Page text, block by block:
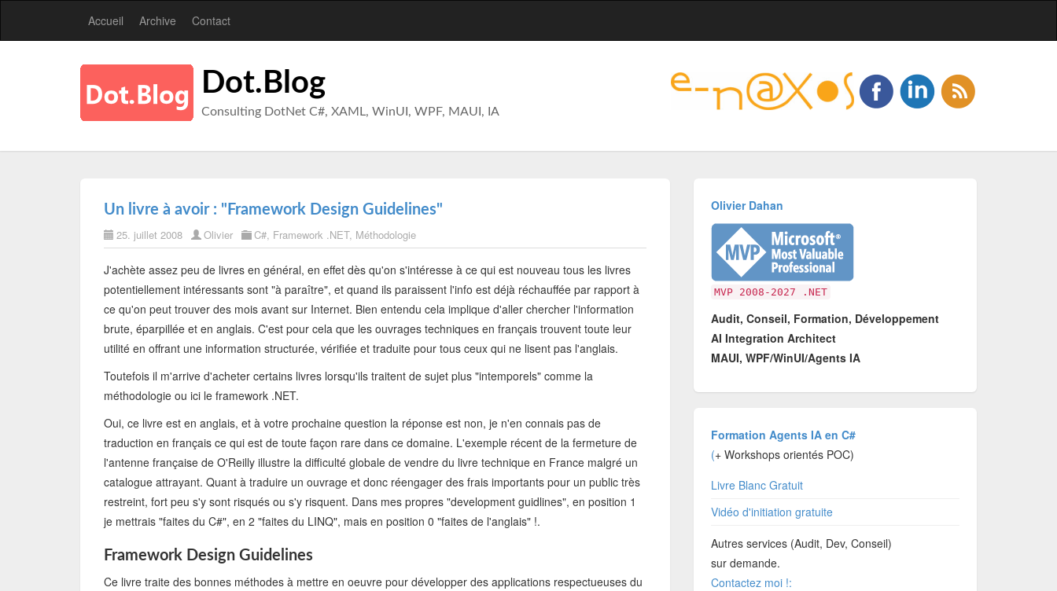
Accueil Archive Contact
Dot.Blog
Consulting DotNet C#, XAML, WinUI, WPF, MAUI, IA
Un livre à avoir : "Framework Design Guidelines"
25. juillet 2008 Olivier C#, Framework .NET, Méthodologie
J'achète assez peu de livres en général, en effet dès qu'on s'intéresse à ce qui est nouveau tous les livres
potentiellement intéressants sont "à paraître", et quand ils paraissent l'info est déjà réchauffée par rapport à
ce qu'on peut trouver des mois avant sur Internet. Bien entendu cela implique d'aller chercher l'information
brute, éparpillée et en anglais. C'est pour cela que les ouvrages techniques en français trouvent toute leur
utilité en offrant une information structurée, vérifiée et traduite pour tous ceux qui ne lisent pas l'anglais.
Toutefois il m'arrive d'acheter certains livres lorsqu'ils traitent de sujet plus "intemporels" comme la
méthodologie ou ici le framework .NET.
Oui, ce livre est en anglais, et à votre prochaine question la réponse est non, je n'en connais pas de
traduction en français ce qui est de toute façon rare dans ce domaine. L'exemple récent de la fermeture de
l'antenne française de O'Reilly illustre la difficulté globale de vendre du livre technique en France malgré un
catalogue attrayant. Quant à traduire un ouvrage et donc réengager des frais importants pour un public très
restreint, fort peu s'y sont risqués ou s'y risquent. Dans mes propres "development guidlines", en position 1
je mettrais "faites du C#", en 2 "faites du LINQ", mais en position 0 "faites de l'anglais" !.
Framework Design Guidelines
Ce livre traite des bonnes méthodes à mettre en oeuvre pour développer des applications respectueuses du
Olivier Dahan
MVP 2008-2027 .NET
Audit, Conseil, Formation, Développement
AI Integration Architect
MAUI, WPF/WinUI/Agents IA
Formation Agents IA en C#
(+ Workshops orientés POC)
Livre Blanc Gratuit
Vidéo d'initiation gratuite
Autres services (Audit, Dev, Conseil)
sur demande.
Contactez moi !: